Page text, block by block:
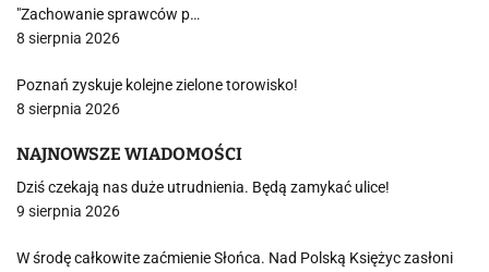
"Zachowanie sprawców p…
8 sierpnia 2026
Poznań zyskuje kolejne zielone torowisko!
8 sierpnia 2026
NAJNOWSZE WIADOMOŚCI
Dziś czekają nas duże utrudnienia. Będą zamykać ulice!
9 sierpnia 2026
W środę całkowite zaćmienie Słońca. Nad Polską Księżyc zasłoni